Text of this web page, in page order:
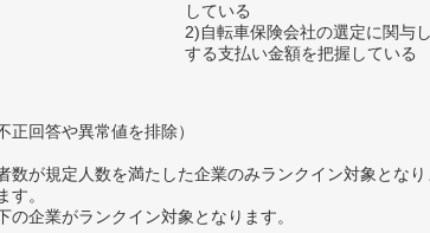
している
2)自転車保険会社の選定に関与
する支払い金額を把握している
回答や異常値を排除）
が規定人数を満たした企業のみランクイン対象とな
。
企業がランクイン対象となります。